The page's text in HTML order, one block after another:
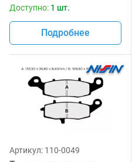
Доступно: 1 шт.
Подробнее
Артикул: 110-0049